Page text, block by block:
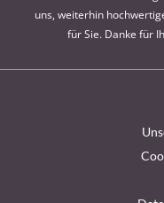
uns, weiterhin
für Sie. Danke für